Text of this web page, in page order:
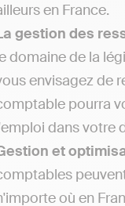
en France.
gestion des
domaine de la
envisagez de
pourra
dans votre
et
où en